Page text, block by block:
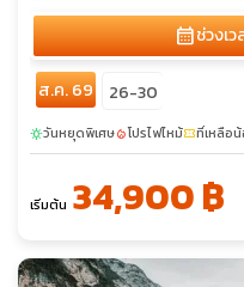
calendar_monthช่วงเว
ส.ค. 69 26-30
sunnyวันหยุดพิเศษlocal_fire_departmentโปรไฟไหม้confirmation_numberที่เหลือ
เริ่มต้น 34,900 ฿